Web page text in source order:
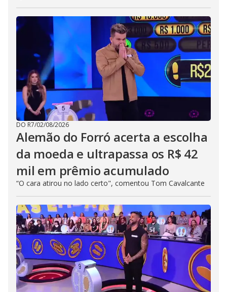
DO R7/02/08/2026
Alemão do Forró acerta a escolha
da moeda e ultrapassa os R$ 42
mil em prêmio acumulado
“O cara atirou no lado certo", comentou Tom Cavalcante